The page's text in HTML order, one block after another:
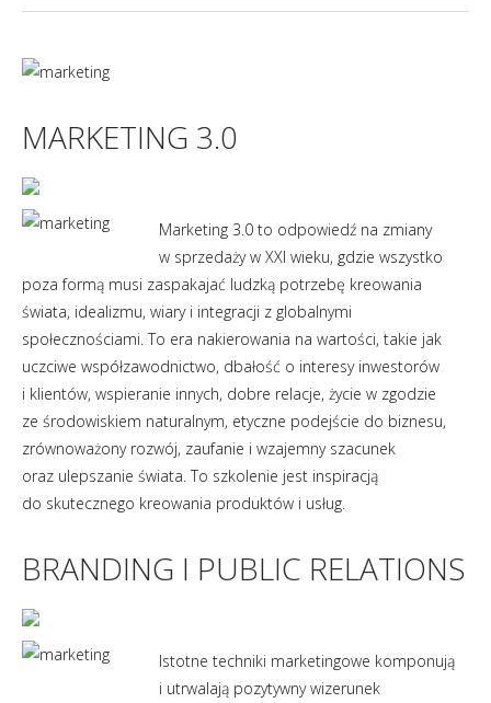
MARKETING 3.0
Marketing 3.0 to odpowiedź na zmiany
w sprzedaży w XXI wieku, gdzie wszystko
poza formą musi zaspakajać ludzką potrzebę kreowania
świata, idealizmu, wiary i integracji z globalnymi
społecznościami. To era nakierowania na wartości, takie jak
uczciwe współzawodnictwo, dbałość o interesy inwestorów
i klientów, wspieranie innych, dobre relacje, życie w zgodzie
ze środowiskiem naturalnym, etyczne podejście do biznesu,
zrównoważony rozwój, zaufanie i wzajemny szacunek
oraz ulepszanie świata. To szkolenie jest inspiracją
do skutecznego kreowania produktów i usług.
BRANDING I PUBLIC RELATIONS
Istotne techniki marketingowe komponują
i utrwalają pozytywny wizerunek